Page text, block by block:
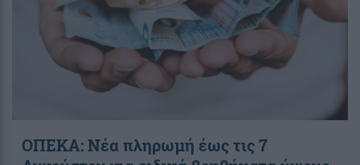
ΟΠΕΚΑ: Νέα πληρωμή έως τις 7